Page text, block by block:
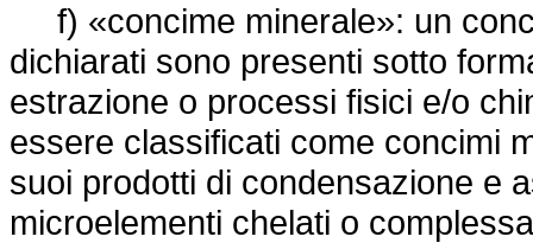
f) «concime minerale»: un
dichiarati sono presenti sotto
estrazione o processi fisici e/o
essere classificati come concimi
suoi prodotti di condensazione e
microelementi chelati o